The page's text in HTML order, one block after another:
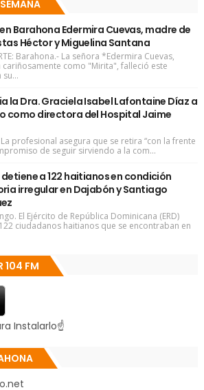
Barahona Edermira Cuevas, madre de
Héctor y Miguelina Santana
Barahona.- La señora *Edermira Cuevas,
cariñosamente como "Mirita", falleció este
la Dra. Graciela Isabel Lafontaine Díaz a
como directora del Hospital Jaime
profesional asegura que se retira “con la frente
de seguir sirviendo a la com...
a 122 haitianos en condición
irregular en Dajabón y Santiago
El Ejército de República Dominicana (ERD)
ciudadanos haitianos que se encontraban en
104 FM
Instalarlo☝